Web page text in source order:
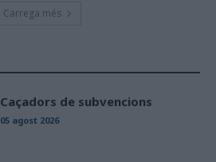
Carrega més
Caçadors de subvencions
05 agost 2026